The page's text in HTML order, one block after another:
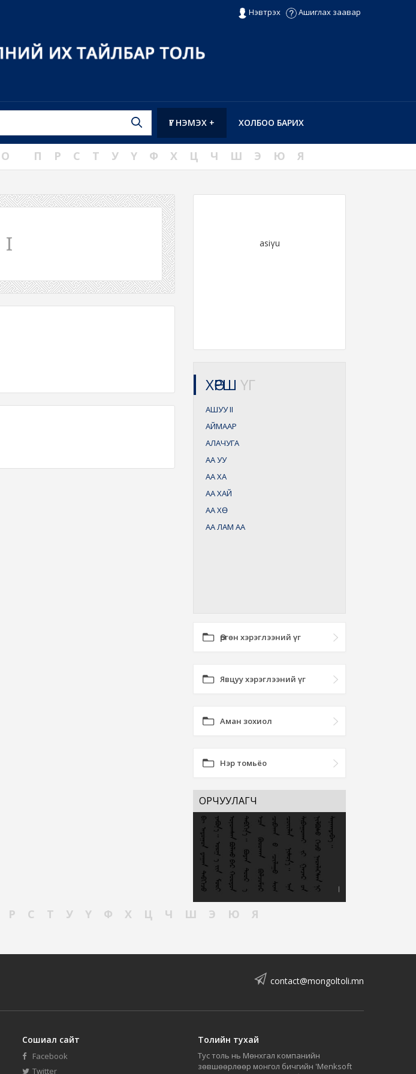
Нэвтрэх Ашиглах заавар
ХОЛБОО БАРИХ
ҮГ НЭМЭХ +
О П Р С Т У Ү Ф Х Ц Ч Ш Э Ю Я
I asiγu
ХӨРШ ҮГ
АШУУII
АЙМААР
АЛАЧУГА
АА УУ
АА ХА
АА ХАЙ
АА ХӨ
АА ЛАМ АА
Өргөн хэрэглээний үг
Явцуу хэрэглээний үг
Аман зохиол
Нэр томьёо
ОРЧУУЛАГЧ
Р С Т У Ү Ф Х Ц Ч Ш Э Ю Я
contact@mongoltoli.mn
Сошиал сайт
Facebook
Twitter
Толийн тухай
Тус толь нь Мөнхгал компанийн
зөвшөөрлөөр монгол бичгийн 'Menksoft